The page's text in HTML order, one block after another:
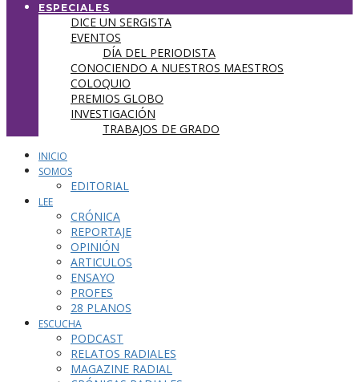
ESPECIALES
DICE UN SERGISTA
EVENTOS
DÍA DEL PERIODISTA
CONOCIENDO A NUESTROS MAESTROS
COLOQUIO
PREMIOS GLOBO
INVESTIGACIÓN
TRABAJOS DE GRADO
INICIO
SOMOS
EDITORIAL
LEE
CRÓNICA
REPORTAJE
OPINIÓN
ARTICULOS
ENSAYO
PROFES
28 PLANOS
ESCUCHA
PODCAST
RELATOS RADIALES
MAGAZINE RADIAL